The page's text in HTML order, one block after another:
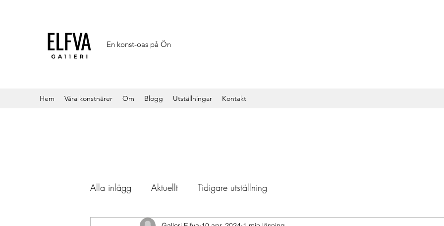
En konst-oas på Ön
Hem Våra konstnärer Om Blogg Utställningar Kontakt
Alla inlägg Aktuellt Tidigare utställning